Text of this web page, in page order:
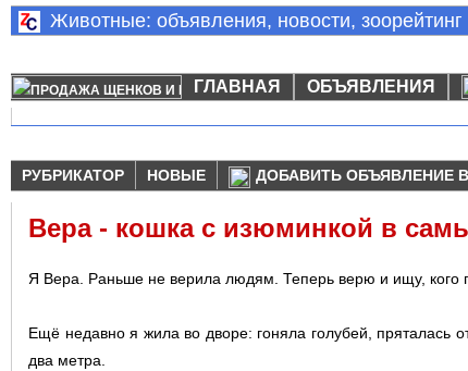
Животные: объявления, новости, зоорейтинг
ГЛАВНАЯ ОБЪЯВЛЕНИЯ
РУБРИКАТОР
НОВЫЕ ДОБАВИТЬ ОБЪЯВЛЕНИЕ
Вера - кошка с изюминкой в
Я Вера. Раньше не верила людям. Теперь верю и ищу, кого
Ещё недавно я жила во дворе: гоняла голубей, пряталась
два метра.